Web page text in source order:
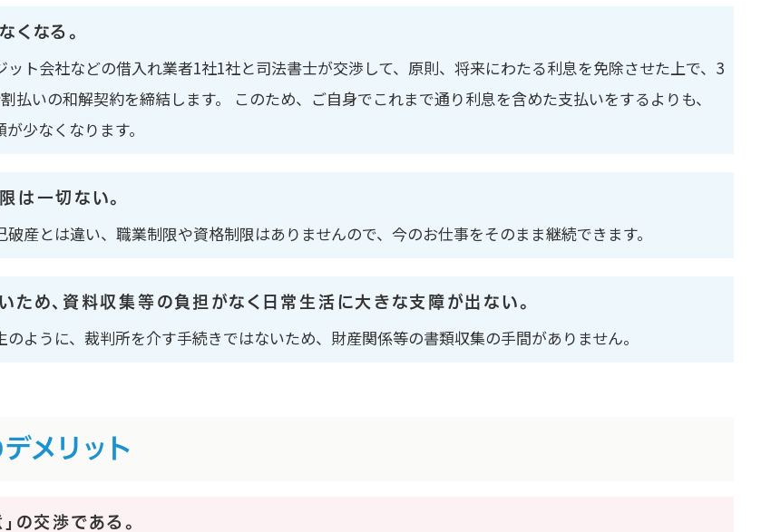
くなる。
ット会社などの借入れ業者1社1社と司法書士が交渉して、原則、将来にわたる利息を免除させた上で、3
払いの和解契約を締結します。 このため、ご自身でこれまで通り利息を含めた支払いをするよりも、
少なくなります。
は一切ない。
産とは違い、職業制限や資格制限はありませんので、今のお仕事をそのまま継続できます。
ため、資料収集等の負担がなく日常生活に大きな支障が出ない。
のように、裁判所を介す手続きではないため、財産関係等の書類収集の手間がありません。
メリット
の交渉である。